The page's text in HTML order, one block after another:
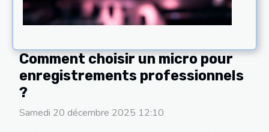
Comment choisir un micro pour
enregistrements professionnels
?
Samedi 20 décembre 2025 12:10